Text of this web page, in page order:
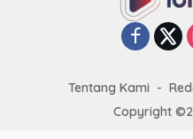
Tentang Kami
Copyright